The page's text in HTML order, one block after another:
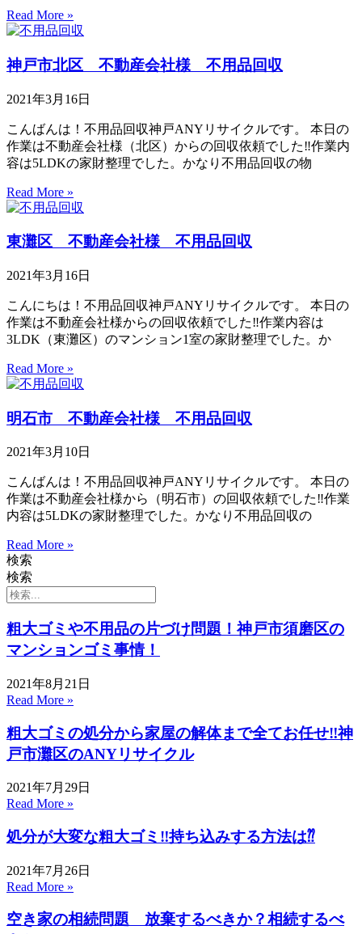
Read More »
神戸市北区 不動産会社様 不用品回収
2021年3月16日
こんばんは！不用品回収神戸ANYリサイクルです。 本日の
作業は不動産会社様（北区）からの回収依頼でした‼作業内
容は5LDKの家財整理でした。かなり不用品回収の物
Read More »
東灘区 不動産会社様 不用品回収
2021年3月16日
こんにちは！不用品回収神戸ANYリサイクルです。 本日の
作業は不動産会社様からの回収依頼でした‼作業内容は
3LDK（東灘区）のマンション1室の家財整理でした。か
Read More »
明石市 不動産会社様 不用品回収
2021年3月10日
こんばんは！不用品回収神戸ANYリサイクルです。 本日の
作業は不動産会社様から（明石市）の回収依頼でした‼作業
内容は5LDKの家財整理でした。かなり不用品回収の
Read More »
検索
検索
粗大ゴミや不用品の片づけ問題！神戸市須磨区の
マンションゴミ事情！
2021年8月21日
Read More »
粗大ゴミの処分から家屋の解体まで全てお任せ‼神
戸市灘区のANYリサイクル
2021年7月29日
Read More »
処分が大変な粗大ゴミ‼持ち込みする方法は⁇
2021年7月26日
Read More »
空き家の相続問題 放棄するべきか？相続するべ